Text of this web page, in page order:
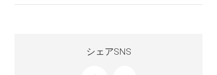
シェアSNS